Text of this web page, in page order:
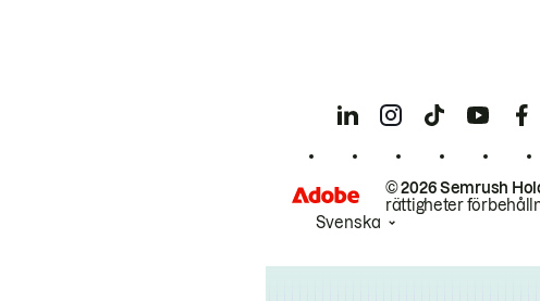
© 2026 Semrush
rättigheter
Svenska